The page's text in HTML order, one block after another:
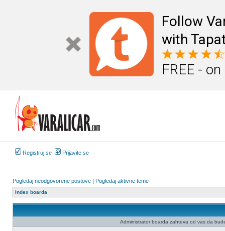
Follow
with
FREE -
Registruj se Prijavite se
Pogledaj neodgovorene postove | Pogledaj aktivne teme
Index boarda
Administrator boarda zahteva od vas da